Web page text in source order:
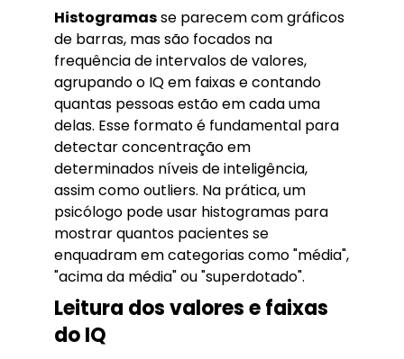
Histogramasse parecem com gráficos
de barras, mas são focados na
frequência de intervalos de valores,
agrupando o IQ em faixas e contando
quantas pessoas estão em cada uma
delas. Esse formato é fundamental para
detectar concentração em
determinados níveis de inteligência,
assim como outliers. Na prática, um
psicólogo pode usar histogramas para
mostrar quantos pacientes se
enquadram em categorias como "média",
"acima da média" ou "superdotado".
Leitura dos valores e faixas
do IQ